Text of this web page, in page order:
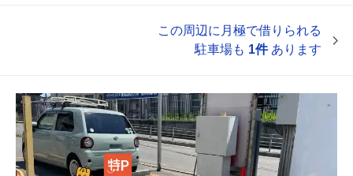
この周辺に月極で借りられる
駐車場も 1件あります